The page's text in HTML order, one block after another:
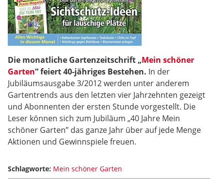
Die monatliche Gartenzeitschrift „Mein schöner
Garten” feiert 40-jähriges Bestehen. In der
Jubiläumsausgabe 3/2012 werden unter anderem
Gartentrends aus den letzten vier Jahrzehnten gezeigt
und Abonnenten der ersten Stunde vorgestellt. Die
Leser können sich zum Jubiläum „40 Jahre Mein
schöner Garten” das ganze Jahr über auf jede Menge
Aktionen und Gewinnspiele freuen.
Schlagworte: Mein schöner Garten